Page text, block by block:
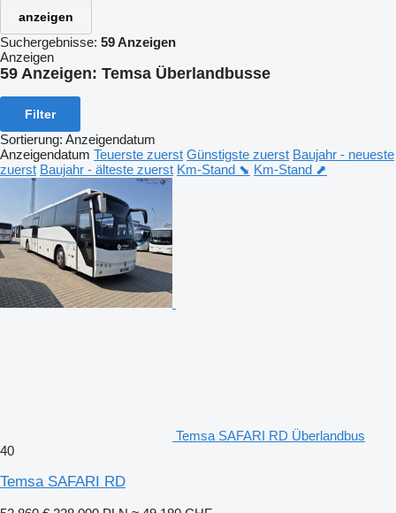
anzeigen
Suchergebnisse: 59 Anzeigen
Anzeigen
59 Anzeigen: Temsa Überlandbusse
Filter
Sortierung: Anzeigendatum
Anzeigendatum Teuerste zuerst Günstigste zuerst Baujahr - neueste
zuerst Baujahr - älteste zuerst Km-Stand ⬊ Km-Stand ⬈
Temsa SAFARI RD Überlandbus
40
Temsa SAFARI RD